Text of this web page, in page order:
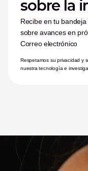
sobre la
Recibe en tu
sobre avances en
Correo electrónico
Respetamos su privacidad y
nuestra tecnología e